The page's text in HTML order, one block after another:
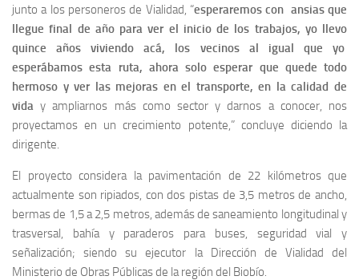
junto a los personeros de Vialidad, “esperaremos con ansias que
llegue final de año para ver el inicio de los trabajos, yo llevo
quince años viviendo acá, los vecinos al igual que yo
esperábamos esta ruta, ahora solo esperar que quede todo
hermoso y ver las mejoras en el transporte, en la calidad de
vida y ampliarnos más como sector y darnos a conocer, nos
proyectamos en un crecimiento potente,” concluye diciendo la
dirigente.
El proyecto considera la pavimentación de 22 kilómetros que
actualmente son ripiados, con dos pistas de 3,5 metros de ancho,
bermas de 1,5 a 2,5 metros, además de saneamiento longitudinal y
trasversal, bahía y paraderos para buses, seguridad vial y
señalización; siendo su ejecutor la Dirección de Vialidad del
Ministerio de Obras Públicas de la región del Biobío.